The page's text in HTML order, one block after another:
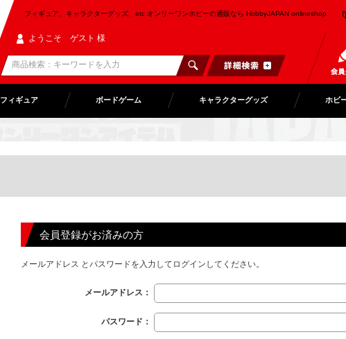
フィギュア、キャラクターグッズ、etc オンリーワンホビーの通販なら HobbyJAPAN onlineshop
ようこそ ゲスト 様
フィギュア ボードゲーム キャラクターグッズ ホビ
会員登録がお済みの方
メールアドレス とパスワードを入力してログインしてください。
メールアドレス：
パスワード：